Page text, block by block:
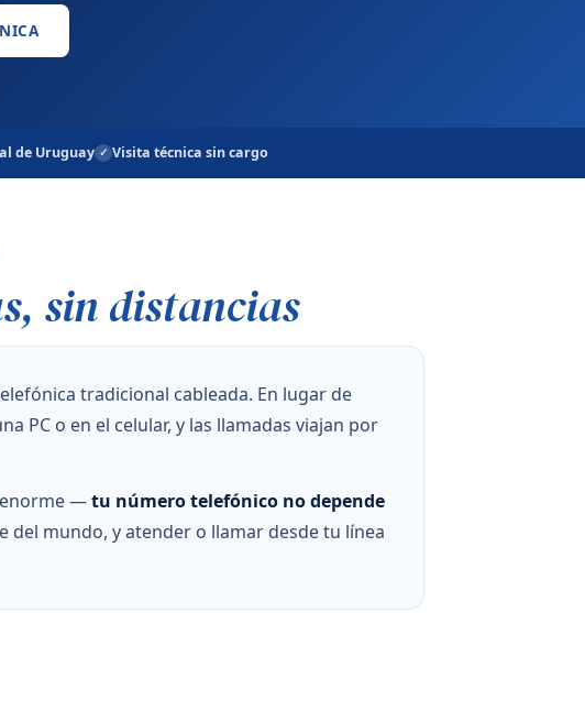
de Uruguay Visita técnica sin cargo
sin distancias
tradicional cableada. En lugar de
PC o en el celular, y las llamadas viajan por
enorme —tu número telefónico no depende
del mundo, y atender o llamar desde tu línea